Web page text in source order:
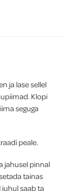
ja lase sellel
Klopi
seguga
peale.
jahusel pinnal
tainas
saab ta